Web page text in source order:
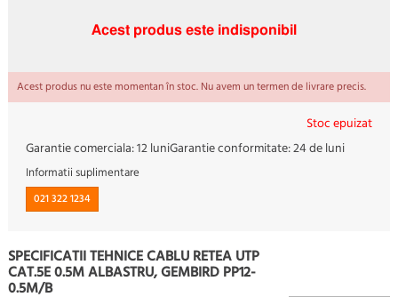
Acest produs este indisponibil
Acest produs nu este momentan în stoc. Nu avem un termen de livrare precis.
Stoc epuizat
Garantie comerciala:12 luniGarantie conformitate:24 de luni
Informatii suplimentare
021 322 1234
SPECIFICATII TEHNICE CABLU RETEA UTP
CAT.5E 0.5M ALBASTRU, GEMBIRD PP12-
0.5M/B